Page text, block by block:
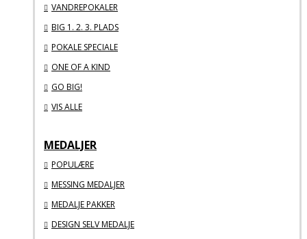
VANDREPOKALER
BIG 1. 2. 3. PLADS
POKALE SPECIALE
ONE OF A KIND
GO BIG!
VIS ALLE
MEDALJER
POPULÆRE
MESSING MEDALJER
MEDALJE PAKKER
DESIGN SELV MEDALJE